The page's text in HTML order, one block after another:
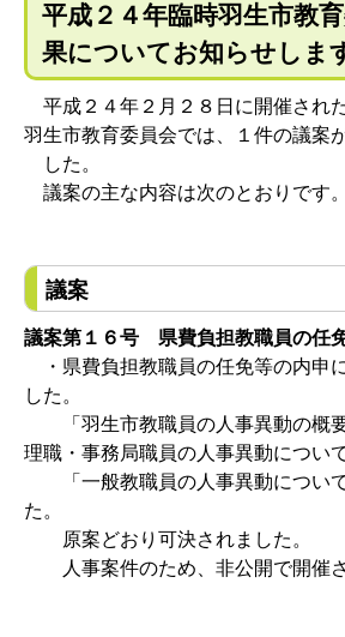
平成２４年臨時羽生市教
果についてお知らせしま
平成２４年２月２８日に開催され
羽生市教育委員会では、１件の議案
した。
議案の主な内容は次のとおりです。
議案
議案第１６号 県費負担教職員の任
・県費負担教職員の任免等の内申
した。
「羽生市教職員の人事異動の概
理職・事務局職員の人事異動について
「一般教職員の人事異動につい
た。
原案どおり可決されました。
人事案件のため、非公開で開催さ